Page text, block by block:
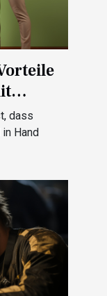
dass
Hand